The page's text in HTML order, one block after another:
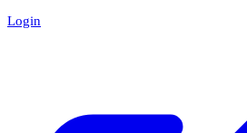
Login